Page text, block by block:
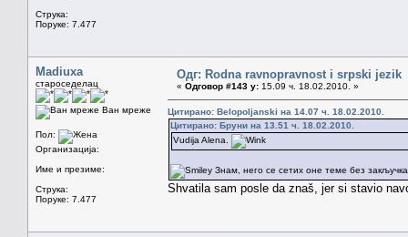
Струка:
Поруке: 7.477
Madiuxa
староседелац
Ван мреже
Пол:
Организација:
Име и презиме:
Струка:
Поруке: 7.477
Одг: Rodna ravnopravnost i srpski jezik
« Одговор #143 у: 15.09 ч. 18.02.2010. »
Цитирано: Belopoljanski на 14.07 ч. 18.02.2010.
Цитирано: Бруни на 13.51 ч. 18.02.2010.
Vudija Alena.
Знам, него се сетих оне теме без
Shvatila sam posle da znaš, jer si stavio